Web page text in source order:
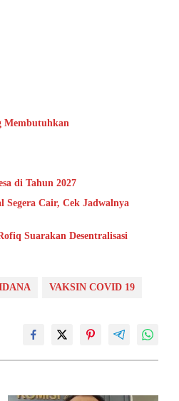
Membutuhkan
di Tahun 2027
Cair, Cek Jadwalnya
Suarakan Desentralisasi
VAKSIN COVID 19